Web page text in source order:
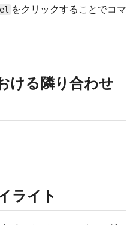
をクリックすることでコマ
ける隣り合わせ